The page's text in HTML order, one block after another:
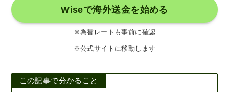
Wiseで海外送金を始める
※為替レートも事前に確認
※公式サイトに移動します
この記事で分かること